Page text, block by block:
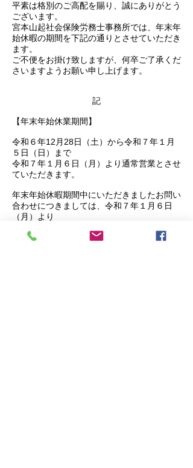
平素は格別のご高配を賜り、誠にありがとう
ございます。
宮本山起社会保険労務士事務所では、年末年
始休暇の期間を下記の通りとさせていただき
ます。
ご不便をお掛け致しますが、何卒ご了承くだ
さいますようお願い申し上げます。
記
【年末年始休業期間】
令和６年12月28日（土）から令和７年１月
５日（日）まで
令和７年１月６日（月）より通常営業とさせ
ていただきます。
年末年始休暇期間中にいただきましたお問い
合わせにつきましては、令和７年１月６日
（月）より